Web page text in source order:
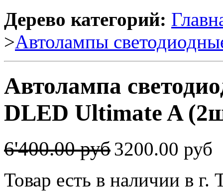
Дерево категорий:
>Автолампы
Автолампа
DLED Ultimate A
6'400.00 руб3200.00 руб
Товар есть в наличии в г.